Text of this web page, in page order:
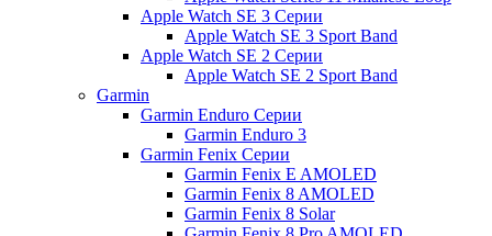
Apple Watch SE 3 Серии
Apple Watch SE 3 Sport Band
Apple Watch SE 2 Серии
Apple Watch SE 2 Sport Band
Garmin
Garmin Enduro Серии
Garmin Enduro 3
Garmin Fenix Серии
Garmin Fenix E AMOLED
Garmin Fenix 8 AMOLED
Garmin Fenix 8 Solar